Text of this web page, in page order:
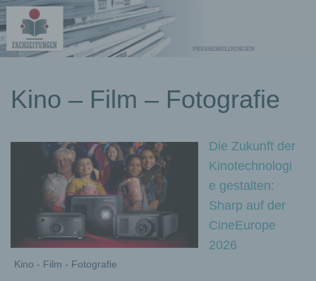
Pressemeldungen
Kino – Film – Fotografie
Die Zukunft der
Kinotechnologi
e gestalten:
Sharp auf der
CineEurope
2026
Kino - Film - Fotografie